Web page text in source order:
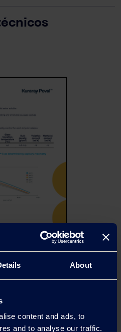
About
content and ads, to
and to analyse our traffic.
2000.pdf